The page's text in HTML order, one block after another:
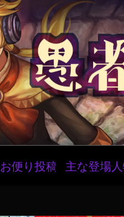
お便り投稿 主な登場